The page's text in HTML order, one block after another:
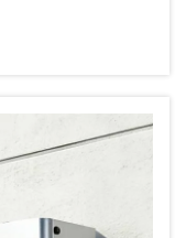
się
ciśnieniem
Jednak